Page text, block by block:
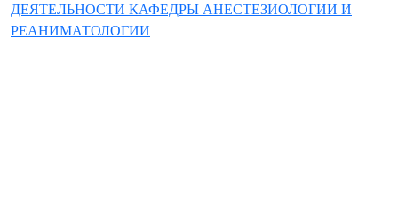
ДЕЯТЕЛЬНОСТИ КАФЕДРЫ АНЕСТЕЗИОЛОГИИ И
РЕАНИМАТОЛОГИИ